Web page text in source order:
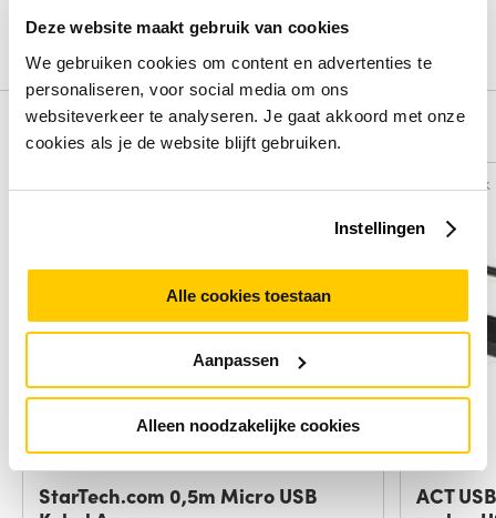
Deze website maakt gebruik van cookies
We gebruiken cookies om content en advertenties te
personaliseren, voor social media om ons
websiteverkeer te analyseren. Je gaat akkoord met onze
cookies als je de website blijft gebruiken.
Instellingen
Alle cookies toestaan
Aanpassen
Alleen noodzakelijke cookies
Schrijf een review
Alternatieven
StarTech.com 0,5m Micro USB
Vergelijk
ACT